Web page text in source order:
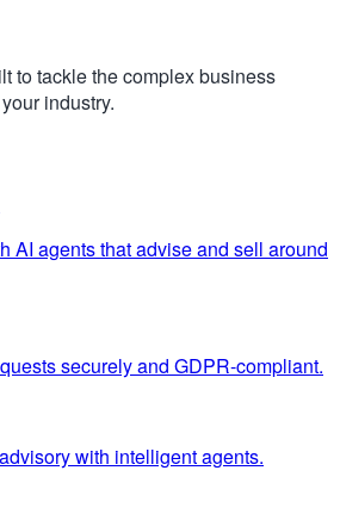
to tackle the complex business
industry.
AI agents that advise and sell around
securely and GDPR-compliant.
with intelligent agents.